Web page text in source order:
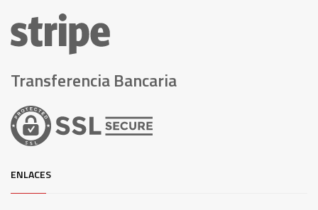
Transferencia Bancaria
ENLACES